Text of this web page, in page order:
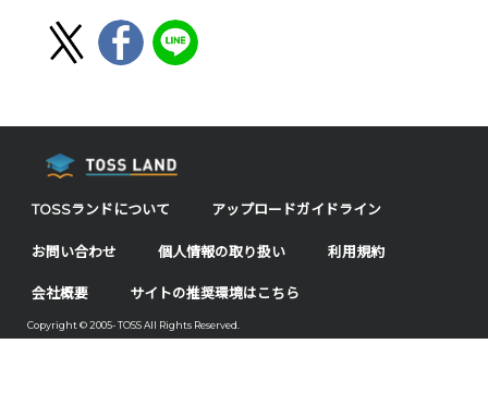
TOSSランドについて アップロードガイドライン
お問い合わせ 個人情報の取り扱い 利用規約
会社概要 サイトの推奨環境はこちら
Copyright © 2005- TOSS All Rights Reserved.